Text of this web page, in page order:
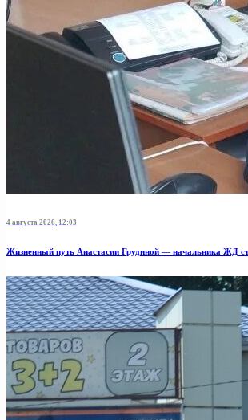
4 августа 2026, 12:03
Жизненный путь Анастасии Грудиной — начальника ЖД